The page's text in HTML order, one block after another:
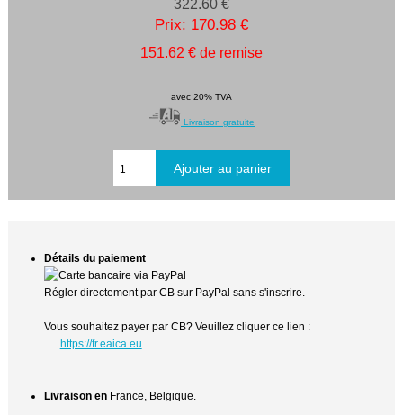
322.60 €
Prix: 170.98 €
151.62 € de remise
avec 20% TVA
Livraison gratuite
Détails du paiement
Régler directement par CB sur PayPal sans s'inscrire.
Vous souhaitez payer par CB? Veuillez cliquer ce lien :
https://fr.eaica.eu
Livraison en France, Belgique.